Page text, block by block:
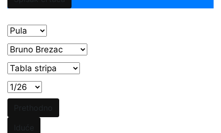
Prethodno
Iduće